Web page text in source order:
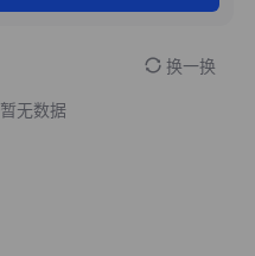
换一换
暂无数据